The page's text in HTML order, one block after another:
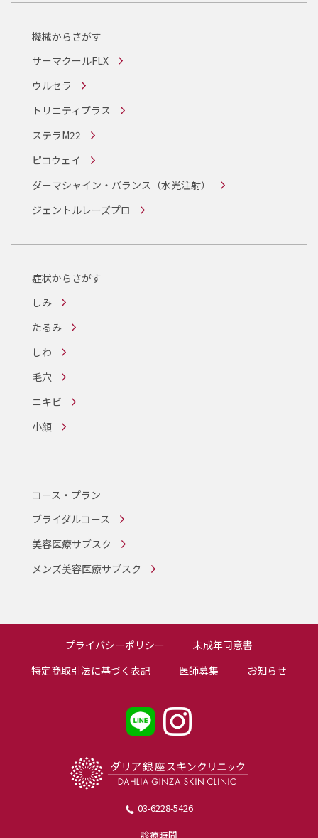
機械からさがす
サーマクールFLX
ウルセラ
トリニティプラス
ステラM22
ピコウェイ
ダーマシャイン・バランス （水光注射）
ジェントルレーズプロ
症状からさがす
しみ
たるみ
しわ
毛穴
ニキビ
小顔
コース・プラン
ブライダルコース
美容医療サブスク
メンズ美容医療サブスク
プライバシーポリシー
未成年同意書
特定商取引法に基づく表記
医師募集 お知らせ
03-6228-5426
診療時間